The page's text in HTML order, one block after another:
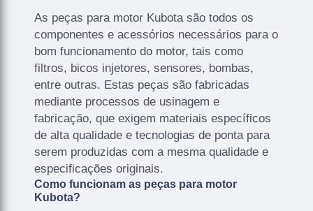
As peças para motor Kubota são todos os
componentes e acessórios necessários para o
bom funcionamento do motor, tais como
filtros, bicos injetores, sensores, bombas,
entre outras. Estas peças são fabricadas
mediante processos de usinagem e
fabricação, que exigem materiais específicos
de alta qualidade e tecnologias de ponta para
serem produzidas com a mesma qualidade e
especificações originais.
Como funcionam as peças para motor
Kubota?